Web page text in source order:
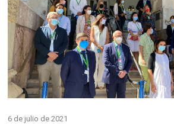
6 de julio de 2021